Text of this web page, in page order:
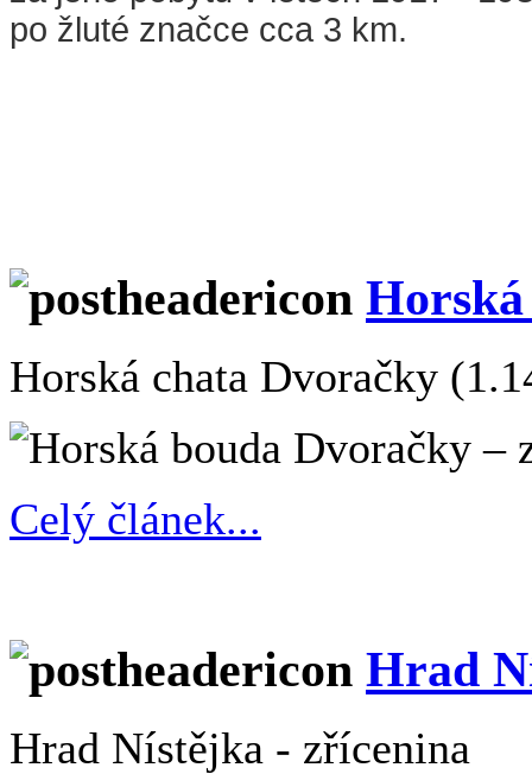
po žluté značce cca 3 km.
Horská chata Dvoračky
Celý článek...
Hrad
Hrad Nístějka - zřícenina